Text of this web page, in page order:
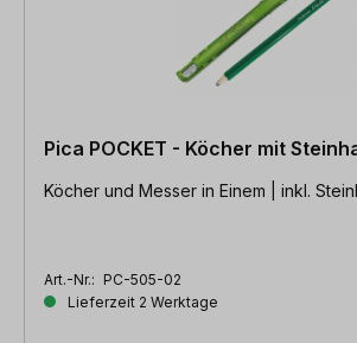
Pica POCKET - Köcher mit
Köcher und Messer in Einem | inkl.
Art.-Nr.: PC-505-02
Lieferzeit 2 Werktage